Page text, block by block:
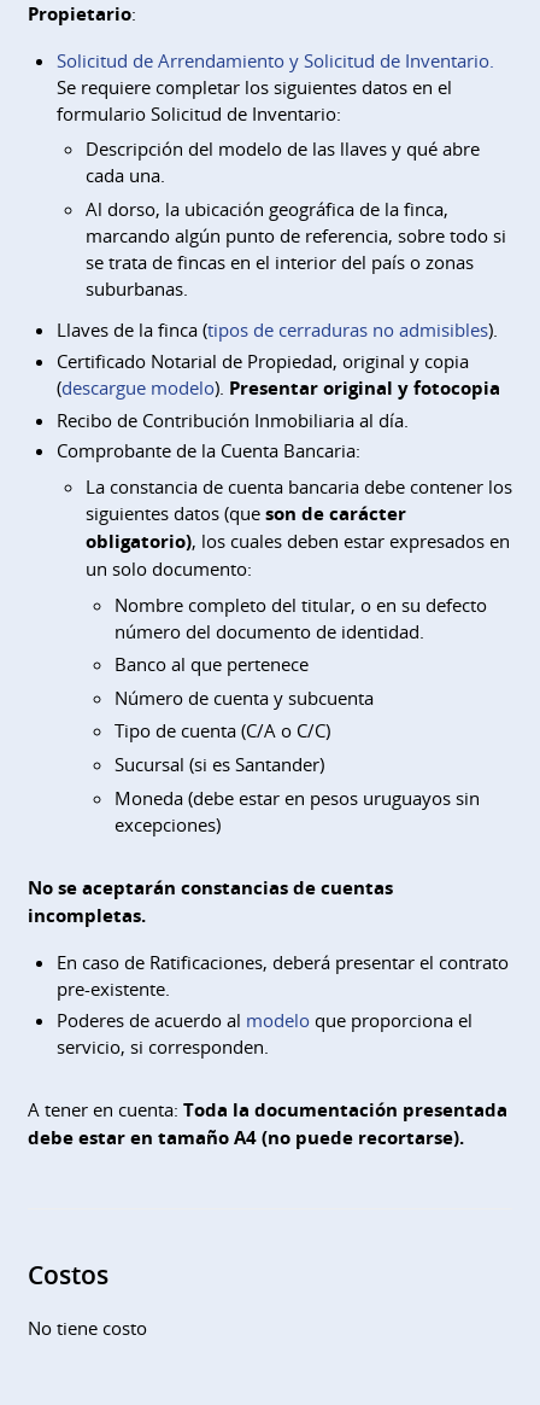
Propietario:
Solicitud de Arrendamiento y Solicitud de Inventario.
Se requiere completar los siguientes datos en el
formulario Solicitud de Inventario:
Descripción del modelo de las llaves y qué abre
cada una.
Al dorso, la ubicación geográfica de la finca,
marcando algún punto de referencia, sobre todo si
se trata de fincas en el interior del país o zonas
suburbanas.
Llaves de la finca (tipos de cerraduras no admisibles).
Certificado Notarial de Propiedad, original y copia
(descargue modelo). Presentar original y fotocopia
Recibo de Contribución Inmobiliaria al día.
Comprobante de la Cuenta Bancaria:
La constancia de cuenta bancaria debe contener los
siguientes datos (que son de carácter
obligatorio), los cuales deben estar expresados en
un solo documento:
Nombre completo del titular, o en su defecto
número del documento de identidad.
Banco al que pertenece
Número de cuenta y subcuenta
Tipo de cuenta (C/A o C/C)
Sucursal (si es Santander)
Moneda (debe estar en pesos uruguayos sin
excepciones)
No se aceptarán constancias de cuentas
incompletas.
En caso de Ratificaciones, deberá presentar el contrato
pre-existente.
Poderes de acuerdo al modelo que proporciona el
servicio, si corresponden.
A tener en cuenta: Toda la documentación presentada
debe estar en tamaño A4 (no puede recortarse).
Costos
No tiene costo